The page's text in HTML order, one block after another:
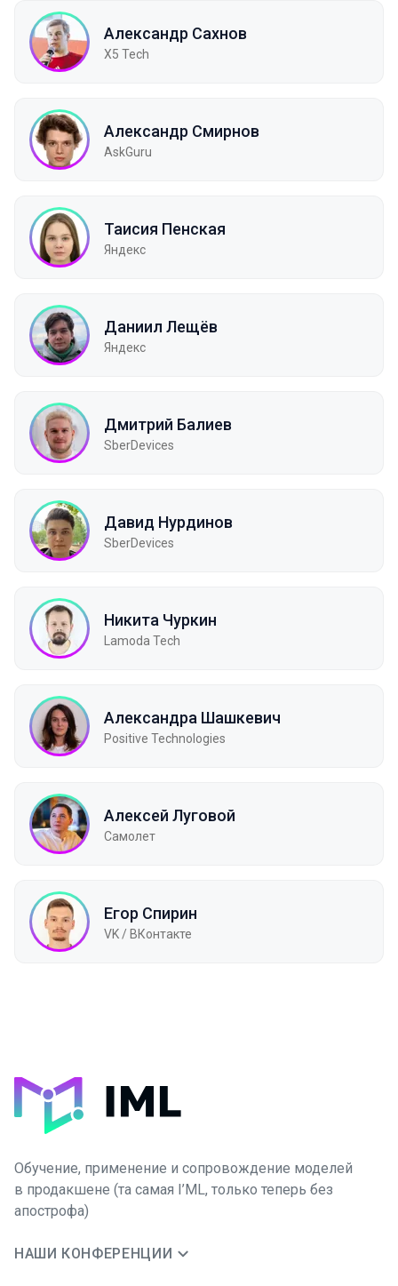
Александр Сахнов
X5 Tech
Александр Смирнов
AskGuru
Таисия Пенская
Яндекс
Даниил Лещёв
Яндекс
Дмитрий Балиев
SberDevices
Давид Нурдинов
SberDevices
Никита Чуркин
Lamoda Tech
Александра Шашкевич
Positive Technologies
Алексей Луговой
Самолет
Егор Спирин
VK / ВКонтакте
Обучение, применение и сопровождение моделей
в продакшене (та самая I’ML, только теперь без
апострофа)
НАШИ КОНФЕРЕНЦИИ